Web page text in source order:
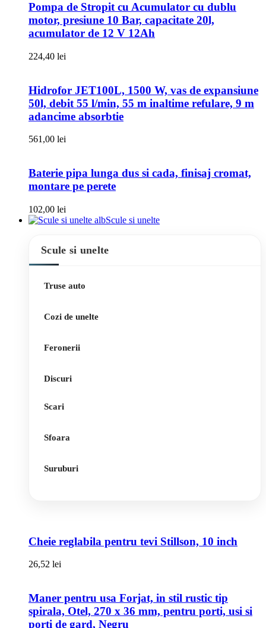
Pompa de Stropit cu Acumulator cu dublu
motor, presiune 10 Bar, capacitate 20l,
acumulator de 12 V 12Ah
224,40 lei
Hidrofor JET100L, 1500 W, vas de expansiune
50l, debit 55 l/min, 55 m inaltime refulare, 9 m
adancime absorbtie
561,00 lei
Baterie pipa lunga dus si cada, finisaj cromat,
montare pe perete
102,00 lei
Scule si unelte
Scule si unelte
Truse auto
Cozi de unelte
Feronerii
Discuri
Scari
Sfoara
Suruburi
Cheie reglabila pentru tevi Stillson, 10 inch
26,52 lei
Maner pentru usa Forjat, in stil rustic tip
spirala, Otel, 270 x 36 mm, pentru porti, usi si
porti de gard, Negru